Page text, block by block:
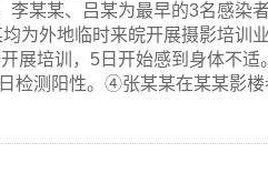
李某某、吕某为最早的3名感染
为外地临时来皖开展摄影培训
展培训，5日开始感到身体不
检测阳性。④张某某在某某影